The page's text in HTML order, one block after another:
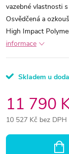
vazebné vlastnosti
Osvědčená a
High Impact
informace
Skladem u
11 790
10 527 Kč bez DPH